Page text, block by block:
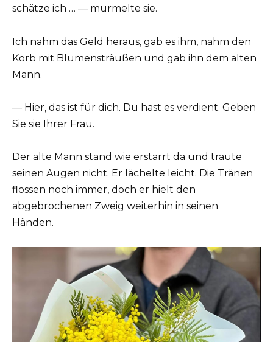
schätze ich … — murmelte sie.
Ich nahm das Geld heraus, gab es ihm, nahm den
Korb mit Blumensträußen und gab ihn dem alten
Mann.
— Hier, das ist für dich. Du hast es verdient. Geben
Sie sie Ihrer Frau.
Der alte Mann stand wie erstarrt da und traute
seinen Augen nicht. Er lächelte leicht. Die Tränen
flossen noch immer, doch er hielt den
abgebrochenen Zweig weiterhin in seinen
Händen.